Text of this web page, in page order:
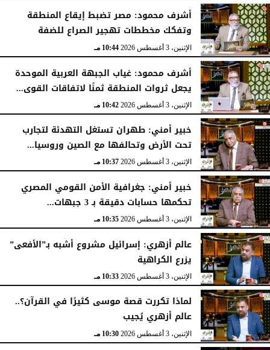
الثلاثاء، 4 أغسطس 2026
أشرف محمود: مصر تضبط إيقاع المنطقة
وتفكك مخططات تهجير الصراع للضفة
الإثنين، 3 أغسطس 2026 10:44 مـ
أشرف محمود: غياب الجبهة العربية الموحدة
يجعل ثروات المنطقة ثمنًا لاتفاقات القوى...
الإثنين، 3 أغسطس 2026 10:42 مـ
خبير أمني: طهران تستغل التهدئة لتجارب
تحت الأرض وتحالفها مع الصين وروسيا...
الإثنين، 3 أغسطس 2026 10:37 مـ
خبير أمني: جغرافية الأمن القومي المصري
تحكمها حسابات دقيقة بـ 3 جبهات...
الإثنين، 3 أغسطس 2026 10:35 مـ
عالم أزهري: إسرائيل مشروع أشبه بـ”الأفعى”
يزرع الكراهية
الإثنين، 3 أغسطس 2026 10:33 مـ
لماذا تكررت قصة موسى كثيرًا في القرآن؟..
عالم أزهري يُجيب
الإثنين، 3 أغسطس 2026 10:30 مـ